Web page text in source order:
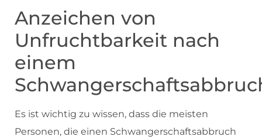
Anzeichen von
Unfruchtbarkeit nach
einem
Es ist wichtig zu wissen, dass die meisten
Personen, die einen Schwangerschaftsabbruch